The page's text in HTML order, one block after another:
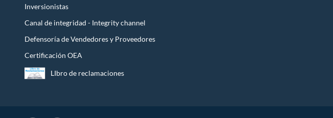
Inversionistas
Canal de integridad - Integrity channel
Defensoría de Vendedores y Proveedores
Certificación OEA
LIbro de reclamaciones